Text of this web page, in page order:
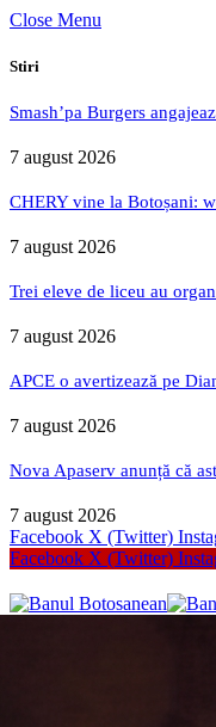
Close Menu
Stiri
Smash’pa Burgers
7 august 2026
CHERY vine la Botoșani:
7 august 2026
Trei eleve de liceu au
7 august 2026
APCE o avertizează pe
7 august 2026
Nova Apaserv anunță că
7 august 2026
Facebook X (Twitter)
Facebook X (Twitter)